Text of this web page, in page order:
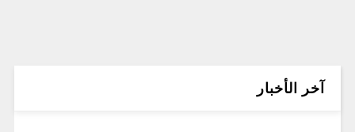
آخر الأخبار